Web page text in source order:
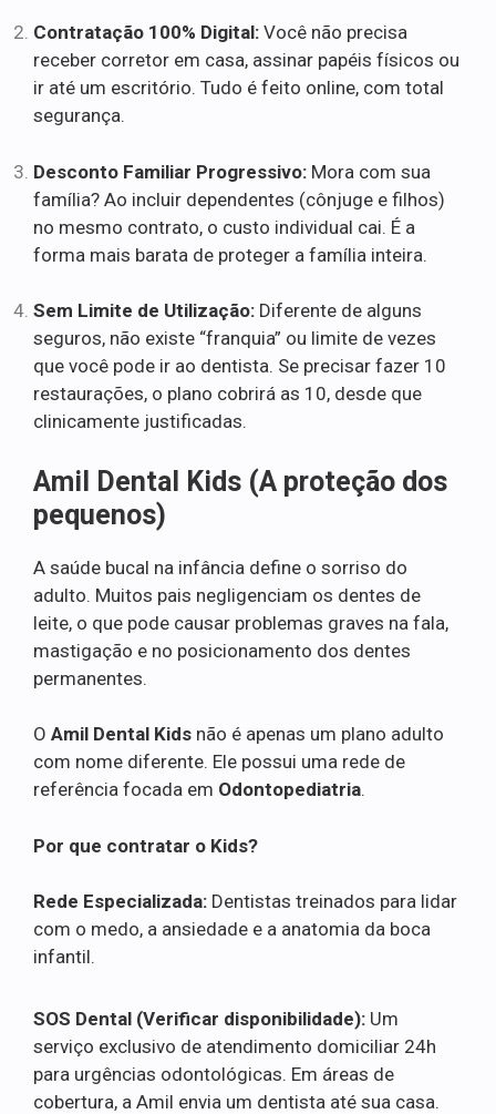
Contratação 100% Digital: Você não precisa
receber corretor em casa, assinar papéis físicos ou
ir até um escritório. Tudo é feito online, com total
segurança.
Desconto Familiar Progressivo: Mora com sua
família? Ao incluir dependentes (cônjuge e filhos)
no mesmo contrato, o custo individual cai. É a
forma mais barata de proteger a família inteira.
Sem Limite de Utilização: Diferente de alguns
seguros, não existe “franquia” ou limite de vezes
que você pode ir ao dentista. Se precisar fazer 10
restaurações, o plano cobrirá as 10, desde que
clinicamente justificadas.
Amil Dental Kids (A proteção dos
pequenos)
A saúde bucal na infância define o sorriso do
adulto. Muitos pais negligenciam os dentes de
leite, o que pode causar problemas graves na fala,
mastigação e no posicionamento dos dentes
permanentes.
O Amil Dental Kids não é apenas um plano adulto
com nome diferente. Ele possui uma rede de
referência focada em Odontopediatria.
Por que contratar o Kids?
Rede Especializada: Dentistas treinados para lidar
com o medo, a ansiedade e a anatomia da boca
infantil.
SOS Dental (Verificar disponibilidade): Um
serviço exclusivo de atendimento domiciliar 24h
para urgências odontológicas. Em áreas de
cobertura, a Amil envia um dentista até sua casa.